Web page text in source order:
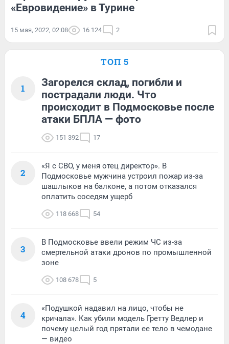
«Евровидение» в Турине
15 мая, 2022, 02:08 16 124 2
ТОП 5
1
Загорелся склад, погибли и
пострадали люди. Что
происходит в Подмосковье после
атаки БПЛА — фото
151 392 17
2
«Я с СВО, у меня отец директор». В
Подмосковье мужчина устроил пожар из-за
шашлыков на балконе, а потом отказался
оплатить соседям ущерб
118 668 54
3
В Подмосковье ввели режим ЧС из-за
смертельной атаки дронов по промышленной
зоне
108 678 5
4
«Подушкой надавил на лицо, чтобы не
кричала». Как убили модель Гретту Ведлер и
почему целый год прятали ее тело в чемодане
— видео